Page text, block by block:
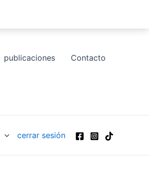
publicaciones Contacto
cerrar sesión